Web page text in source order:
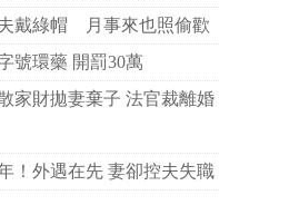
戴綠帽 月事來也照偷歡
號環藥 開罰30萬
家財拋妻棄子 法官裁離婚
！外遇在先 妻卻控夫失職